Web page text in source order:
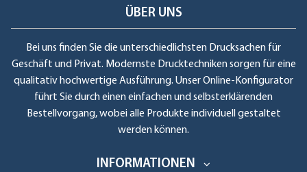
ÜBER UNS
Bei uns finden Sie die unterschiedlichsten Drucksachen für
Geschäft und Privat. Modernste Drucktechniken sorgen für eine
qualitativ hochwertige Ausführung. Unser Online-Konfigurator
führt Sie durch einen einfachen und selbsterklärenden
Bestellvorgang, wobei alle Produkte individuell gestaltet
werden können.
INFORMATIONEN